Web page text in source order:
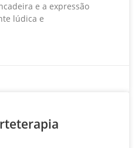
e a expressão
lúdica e